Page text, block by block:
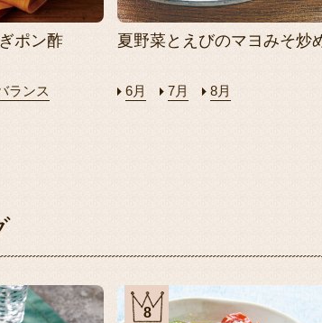
ポン酢
ランス
夏野菜とえびのマヨみそ炒
6月 7月 8月
8